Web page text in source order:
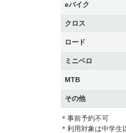
eバイク
クロス
ロード
ミニベロ
MTB
その他
＊事前予約不可
＊利用対象は中学生